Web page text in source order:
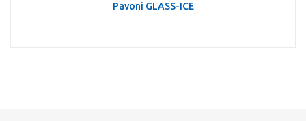
Pavoni GLASS-ICE